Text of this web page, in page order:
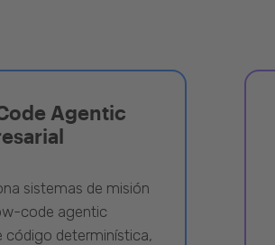
Agentic
sistemas de misión
code agentic
código determinística,